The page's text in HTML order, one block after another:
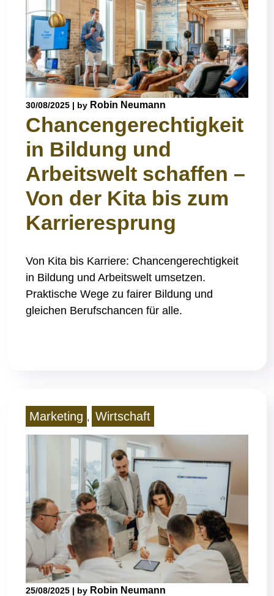
30/08/2025 | by Robin Neumann
Chancengerechtigkeit
in Bildung und
Arbeitswelt schaffen –
Von der Kita bis zum
Karrieresprung
Von Kita bis Karriere: Chancengerechtigkeit
in Bildung und Arbeitswelt umsetzen.
Praktische Wege zu fairer Bildung und
gleichen Berufschancen für alle.
Marketing , Wirtschaft
25/08/2025 | by Robin Neumann